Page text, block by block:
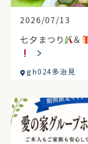
2026/07/13
七夕まつり ＆
gh024多治見